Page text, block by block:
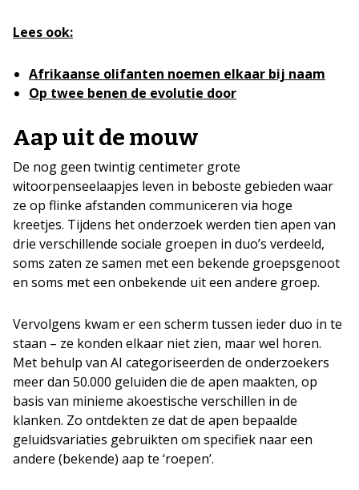
Lees ook:
Afrikaanse olifanten noemen elkaar bij naam
Op twee benen de evolutie door
Aap uit de mouw
De nog geen twintig centimeter grote
witoorpenseelaapjes leven in beboste gebieden waar
ze op flinke afstanden communiceren via hoge
kreetjes. Tijdens het onderzoek werden tien apen van
drie verschillende sociale groepen in duo’s verdeeld,
soms zaten ze samen met een bekende groepsgenoot
en soms met een onbekende uit een andere groep.
Vervolgens kwam er een scherm tussen ieder duo in te
staan – ze konden elkaar niet zien, maar wel horen.
Met behulp van AI categoriseerden de onderzoekers
meer dan 50.000 geluiden die de apen maakten, op
basis van minieme akoestische verschillen in de
klanken. Zo ontdekten ze dat de apen bepaalde
geluidsvariaties gebruikten om specifiek naar een
andere (bekende) aap te ‘roepen’.